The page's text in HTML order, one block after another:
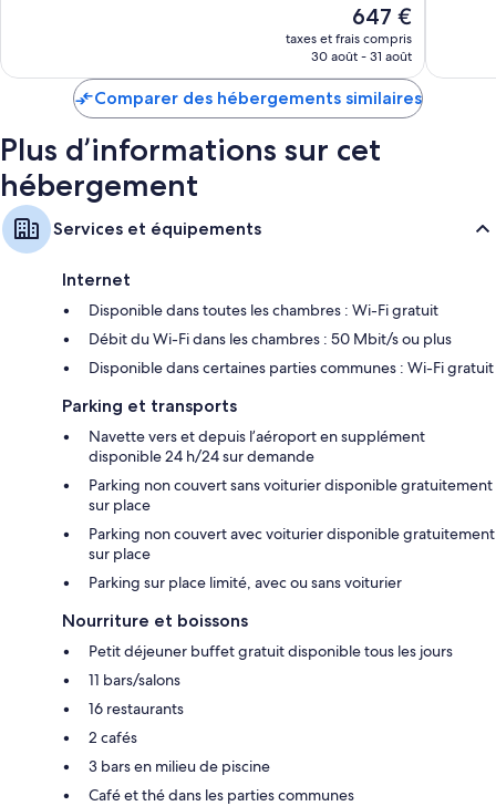
Le
nouveau
prix
de
647 €
taxes et frais compris
30 août - 31 août
Comparer des hébergements similaires
Plus d’informations sur cet
hébergement
Services et équipements
Internet
Disponible dans toutes les chambres : Wi-Fi gratuit
Débit du Wi-Fi dans les chambres : 50 Mbit/s ou plus
Disponible dans certaines parties communes : Wi-Fi gratuit
Parking et transports
Navette vers et depuis l’aéroport en supplément
disponible 24 h/24 sur demande
Parking non couvert sans voiturier disponible gratuitement
sur place
Parking non couvert avec voiturier disponible gratuitement
sur place
Parking sur place limité, avec ou sans voiturier
Nourriture et boissons
Petit déjeuner buffet gratuit disponible tous les jours
11 bars/salons
16 restaurants
2 cafés
3 bars en milieu de piscine
Café et thé dans les parties communes